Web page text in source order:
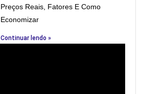
Preços Reais, Fatores E Como
Economizar
Continuar lendo »